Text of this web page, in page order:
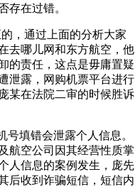
存在过错。
，通过上面的分析大家
去哪儿网和东方航空，他
的责任，这点是毋庸置疑
泄露，网购机票平台进行
某在法院二审的时候胜诉
号填错会泄露个人信息。
航空公司因其经营性质掌
人信息的案例发生，庞先
后收到诈骗短信，短信内